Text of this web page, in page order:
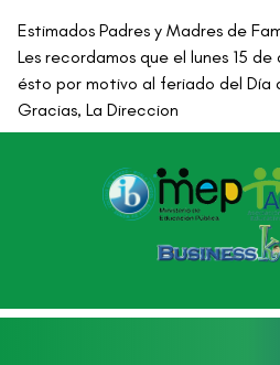
Estimados Padres y Madres de
Les recordamos que el lunes 15
ésto por motivo al feriado del Día
Gracias, La Direccion